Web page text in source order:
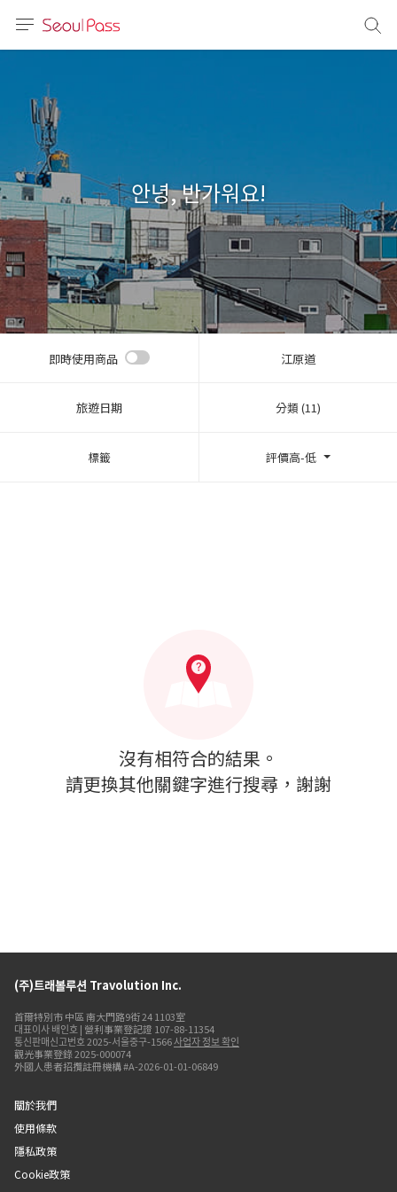
体)
文 (台灣)
안녕, 반가워요!
即時使用商品 江原道
旅遊日期 分類 (11)
標籤 評價高-低
沒有相符合的結果。
請更換其他關鍵字進行搜尋，謝謝
(주)트래볼루션 Travolution Inc.
首爾特別市 中區 南大門路9街 24 1103室
대표이사 배인호 | 營利事業登記證 107-88-11354
통신판매신고번호 2025-서울중구-1566사업자 정보 확인
觀光事業登錄 2025-000074
外國人患者招攬註冊機構 #A-2026-01-01-06849
關於我們
使用條款
隱私政策
Cookie政策